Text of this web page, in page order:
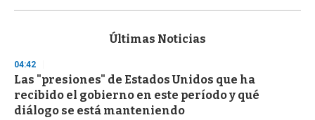
s
d
s
o
f
3
Últimas Noticias
04:42
Las "presiones" de Estados Unidos que ha
recibido el gobierno en este período y qué
diálogo se está manteniendo